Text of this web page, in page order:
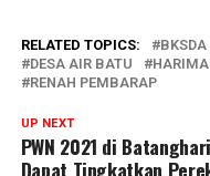
RELATED TOPICS: BKSDA
DESA AIR BATU
RENAH PEMBARAP
UP NEXT
PWN 2021 di
Dapat Tingkatkan